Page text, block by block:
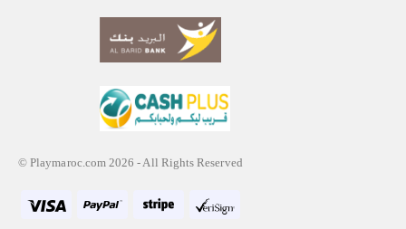
© Playmaroc.com 2026 - All Rights Reserved